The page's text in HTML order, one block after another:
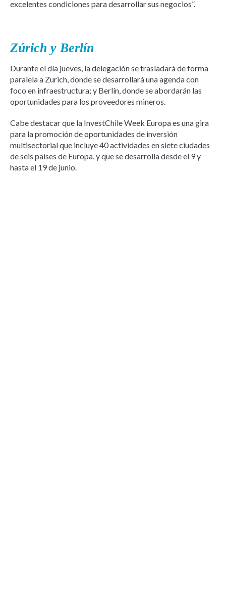
excelentes condiciones para desarrollar sus negocios”.
Zúrich y Berlín
Durante el día jueves, la delegación se trasladará de forma
paralela a Zurich, donde se desarrollará una agenda con
foco en infraestructura; y Berlín, donde se abordarán las
oportunidades para los proveedores mineros.
Cabe destacar que la InvestChile Week Europa es una gira
para la promoción de oportunidades de inversión
multisectorial que incluye 40 actividades en siete ciudades
de seis países de Europa, y que se desarrolla desde el 9 y
hasta el 19 de junio.